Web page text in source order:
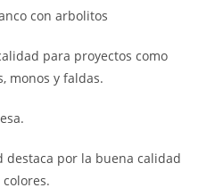
€. con arbolitos
para proyectos como
monos y faldas.
destaca por la buena calidad